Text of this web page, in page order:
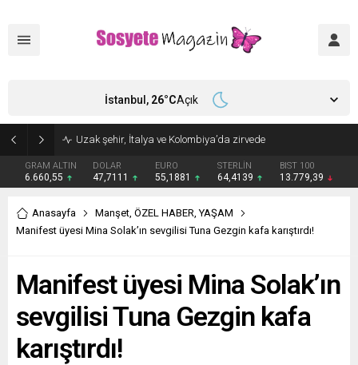
GRAM ALTIN
6.660,55
DOLAR
47,7111
EURO
55,1881
STERLİN
64,4139
BIST 100
13.779,39
İstanbul, 26°CAçık
Anasayfa Manşet, ÖZEL HABER,YAŞAM
Manifest üyesi Mina Solak’ın sevgilisi Tuna Gezgin kafa karıştırdı!
Manifest üyesi Mina Solak’ın
sevgilisi Tuna Gezgin kafa
karıştırdı!